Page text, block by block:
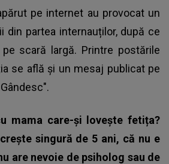
pe internet au provocat un
din partea internauților, după ce
scară largă. Printre postările
se află și un mesaj publicat pe
mama care-și lovește fetița?
singură de 5 ani, că nu e
are nevoie de psiholog sau de